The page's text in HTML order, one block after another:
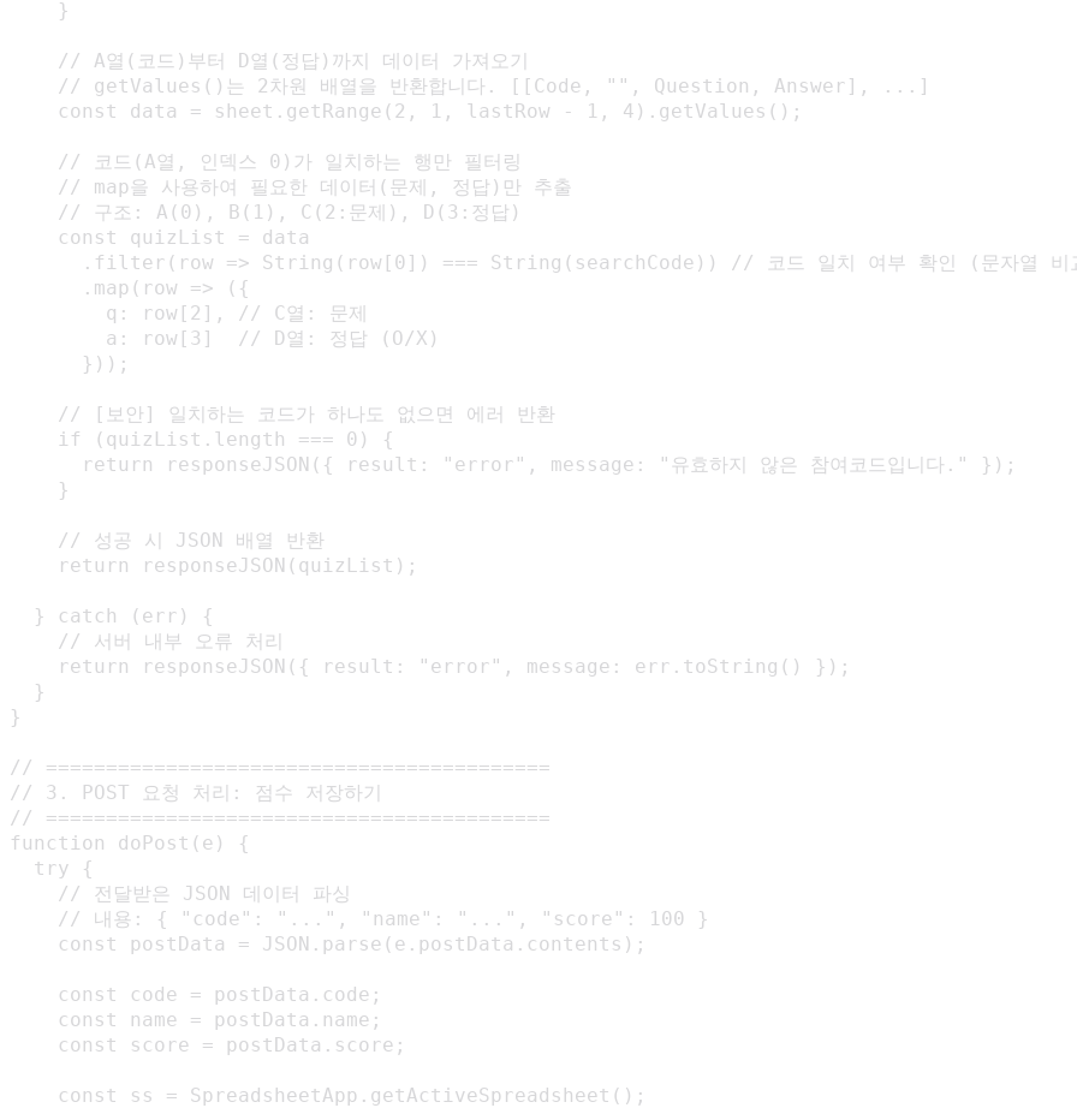
    }
    // A열(코드)부터 D열(정답)까지 데이터 가져오기
    // getValues()는 2차원 배열을 반환합니다. [[Code, "", Question, Answer], ...]
    const data = sheet.getRange(2, 1, lastRow - 1, 4).getValues();
    // 코드(A열, 인덱스 0)가 일치하는 행만 필터링
    // map을 사용하여 필요한 데이터(문제, 정답)만 추출
    // 구조: A(0), B(1), C(2:문제), D(3:정답)
    const quizList = data
.filter(row => String(row[0]) === String(searchCode)) // 코드 일치 여부 확인 (문자열 비
      .map(row => ({
        q: row[2], // C열: 문제
        a: row[3]  // D열: 정답 (O/X)
      }));
    // [보안] 일치하는 코드가 하나도 없으면 에러 반환
    if (quizList.length === 0) {
      return responseJSON({ result: "error", message: "유효하지 않은 참여코드입니다." });
    }
    // 성공 시 JSON 배열 반환
    return responseJSON(quizList);
  } catch (err) {
    // 서버 내부 오류 처리
    return responseJSON({ result: "error", message: err.toString() });
  }
}
// ==========================================
// 3. POST 요청 처리: 점수 저장하기
// ==========================================
function doPost(e) {
  try {
    // 전달받은 JSON 데이터 파싱
    // 내용: { "code": "...", "name": "...", "score": 100 }
    const postData = JSON.parse(e.postData.contents);
    const code = postData.code;
    const name = postData.name;
    const score = postData.score;
    const ss = SpreadsheetApp.getActiveSpreadsheet();